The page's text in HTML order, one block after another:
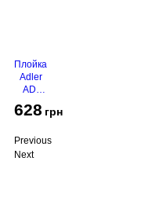
Плойка
Adler
AD-
628 грн
Previous
Next